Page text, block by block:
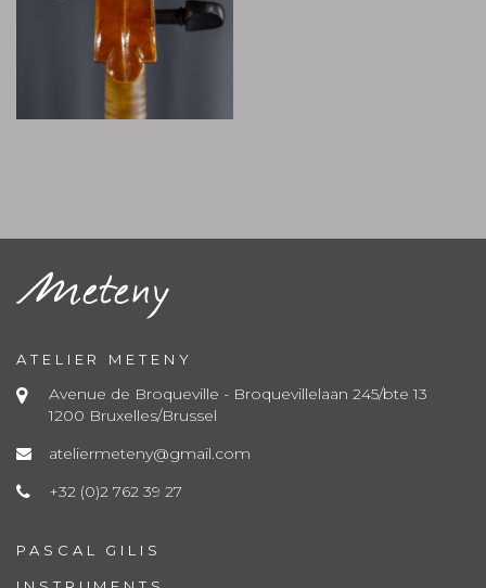
ATELIER METENY
Avenue de Broqueville - Broquevillelaan 245/bte 13
1200 Bruxelles/Brussel
ateliermeteny@gmail.com
+32 (0)2 762 39 27
PASCAL GILIS